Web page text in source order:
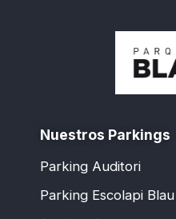
Nuestros Parkings
Parking Auditori
Parking Escolapi Blau